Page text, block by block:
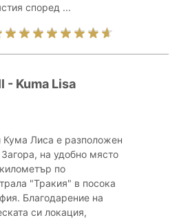
според ...
- Kuma Lisa
Кума Лиса е разположен
на удобно място
по
"Тракия" в посока
Благодарение на
си локация,